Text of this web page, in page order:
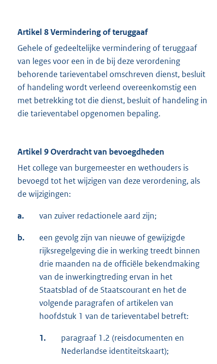
Artikel 8 Vermindering of teruggaaf
Gehele of gedeeltelijke vermindering of teruggaaf
van leges voor een in de bij deze verordening
behorende tarieventabel omschreven dienst, besluit
of handeling wordt verleend overeenkomstig een
met betrekking tot die dienst, besluit of handeling in
die tarieventabel opgenomen bepaling.
Artikel 9 Overdracht van bevoegdheden
Het college van burgemeester en wethouders is
bevoegd tot het wijzigen van deze verordening, als
de wijzigingen:
a. van zuiver redactionele aard zijn;
b.
een gevolg zijn van nieuwe of gewijzigde
rijksregelgeving die in werking treedt binnen
drie maanden na de officiële bekendmaking
van de inwerkingtreding ervan in het
Staatsblad of de Staatscourant en het de
volgende paragrafen of artikelen van
hoofdstuk 1 van de tarieventabel betreft:
1.
paragraaf 1.2 (reisdocumenten en
Nederlandse identiteitskaart);